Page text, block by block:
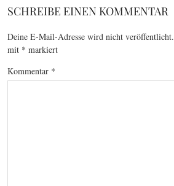
SCHREIBE EINEN KOMMENTAR
Deine E-Mail-Adresse wird nicht veröffentlicht.
mit * markiert
Kommentar *